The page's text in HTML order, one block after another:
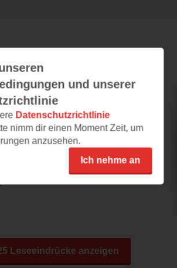
der Weltliteratur
– 08:59
Die Idee die
Leseeindrücke anzeigen
und unserer
Datenschutzrichtlinie
nimm dir einen Moment Zeit, um
anzusehen.
Ich nehme an